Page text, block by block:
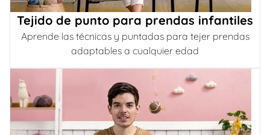
Tejido de punto para prendas infantiles
Aprende las técnicas y puntadas para tejer prendas
adaptables a cualquier edad